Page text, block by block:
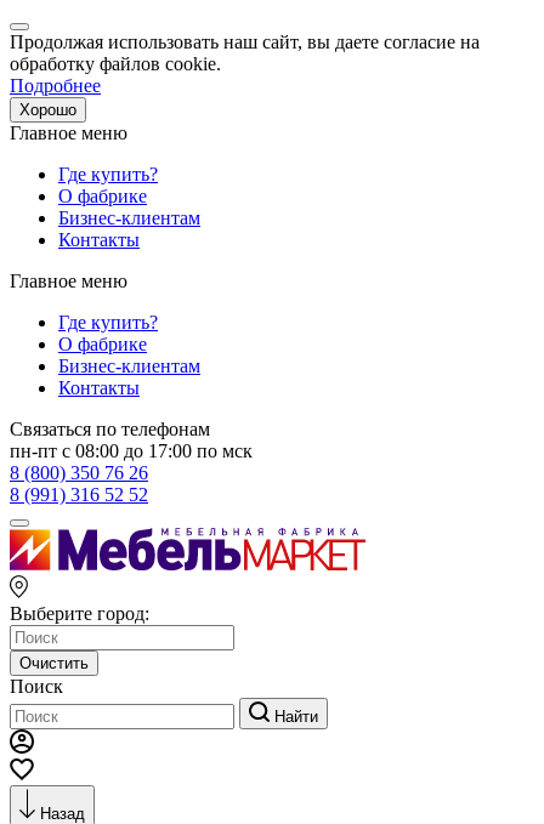
Продолжая использовать наш сайт, вы даете согласие на
обработку файлов cookie.
Подробнее
Хорошо
Главное меню
Где купить?
О фабрике
Бизнес-клиентам
Контакты
Главное меню
Где купить?
О фабрике
Бизнес-клиентам
Контакты
Связаться по телефонам
пн-пт с 08:00 до 17:00 по мск
8 (800) 350 76 26
8 (991) 316 52 52
Выберите город:
Очистить
Поиск
Найти
Назад